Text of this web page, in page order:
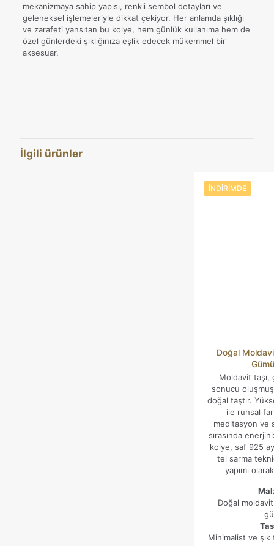
mekanizmaya sahip yapısı, renkli sembol detayları ve
geleneksel işlemeleriyle dikkat çekiyor. Her anlamda şıklığı
ve zarafeti yansıtan bu kolye, hem günlük kullanıma hem de
özel günlerdeki şıklığınıza eşlik edecek mükemmel bir
aksesuar.
Figürlü Döner Mekanizmalı Kolye” için
yorum yapan ilk kişi siz olun
Gerekli alanlar*ile
Daha sonraki yorumlarımda kullanılması için adım, e-posta
İlgili ürünler
İNDIRIMDE
Doğal
Moldavit taşı,
sonucu
doğal taştır.
ile ruhsal
meditasyon ve
sırasında
kolye, saf 925
tel sarma
yapımı
Doğal
Minimalist ve